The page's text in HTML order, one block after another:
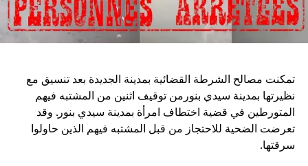
تمكنت مصالح الشرطة القضائية بمدينة الجديدة بعد تنسيق مع
نظيرتها بمدينة سيدي بنورمن توقيف اثنين من المشتبه فيهم
المتورطين في قضية اختطاف امرأة بمدينة سيدي بنور. وقد
تعرضت الضحية للاحتجاز من قبل المشتبه فيهم الذين حاولوا
سرقتها.